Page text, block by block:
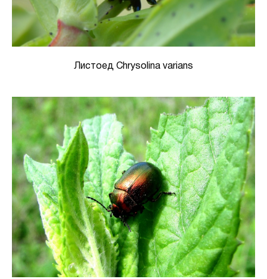
Листоед Chrysolina varians